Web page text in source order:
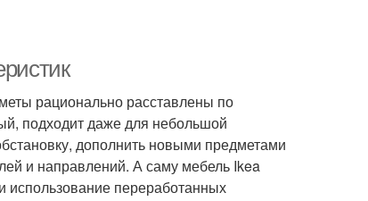
рационально расставлены по
подходит даже для небольшой
дополнить новыми предметами
и направлений. А саму мебель Ikea
использование переработанных